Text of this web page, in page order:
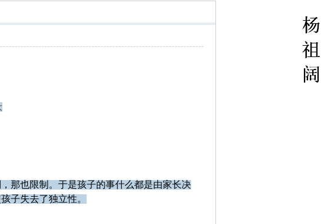
那也限制。于是孩子的事什么都是由家长决
子失去了独立性。